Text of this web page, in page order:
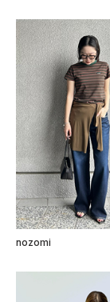
nozomi